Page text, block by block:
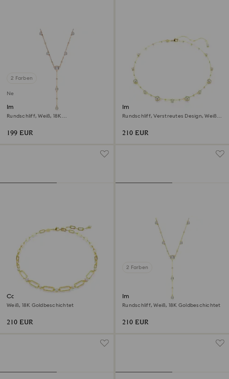
2 Farben
Neu
Imber Y-Halskette
Rundschliff, Weiß, 18K
199 EUR
Imber Halskette
Rundschliff, Verstreutes Design, Weiß,
210 EUR
Constella Halskette
Weiß, 18K Goldbeschichtet
210 EUR
2 Farben
Imber Y-Halskette
Rundschliff, Weiß, 18K Goldbeschichtet
210 EUR